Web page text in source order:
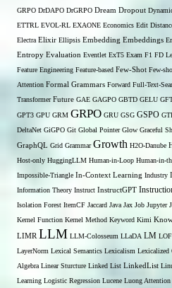
GRPO DrDAPO DrGRPO Dream Dropout
ETTRL EVOL-RL EXAONE Economics Edit
Electra Elixir Ellipsis Embedding Embeddings
Entropy Evaluation Eventlet ExT5 Exam F1 FD
Feature Engineering Feature-based Few-Shot Few-
Attention Formal Grammars Forward Full-Text-
Transformer Future GAE GAGPO GBTD GELU
GPT3 GPU GRM GRPO GRU GSG GSPO
DeltaNet GiGPO Git Global Pointer Glow Graceful
GraphQL Grid Grammar Growth H2O-Danube
Host-only HuggingLLM Human-in-Loop Human-in-
Impossible-Triangle In-Context Learning Industry
Information Theory Instruct InstructGPT
Isolation Forest ItemCF Jaccard Java Jax Job Jupyter
Kernel Function Kernel Method Keyword Kimi
LIMR LLM LLM-Colosseum LLaDA LM LOF
LayerNorm Lexical Semantics Lexicalism Lexicalized
Algebra Linear Sturcture Linked List LinkedList
Learning Logistic Regression Lucene Luong Attention